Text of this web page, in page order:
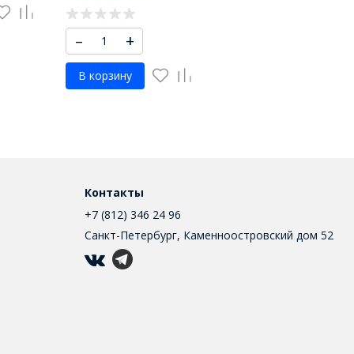
– +
В корзину
Контакты
+7 (812) 346 24 96
Санкт-Петербург, Каменноостровский дом 52